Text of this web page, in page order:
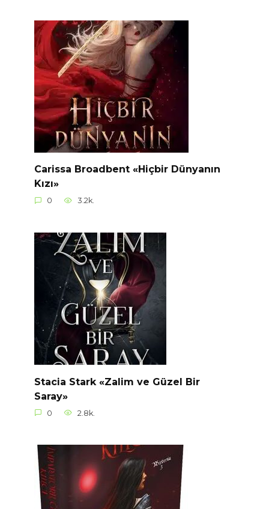
Carissa Broadbent «Hiçbir Dünyanın
Kızı»
0 3.2k.
Stacia Stark «Zalim ve Güzel Bir
Saray»
0 2.8k.